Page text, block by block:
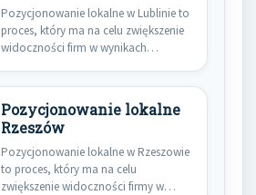
Pozycjonowanie lokalne w Lublinie to
proces, który ma na celu zwiększenie
widoczności firm w wynikach…
Pozycjonowanie lokalne
Rzeszów
Pozycjonowanie lokalne w Rzeszowie
to proces, który ma na celu
zwiększenie widoczności firmy w